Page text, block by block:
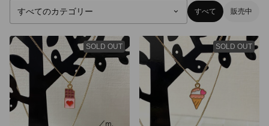
すべて 販売中
SOLD OUT SOLD OUT